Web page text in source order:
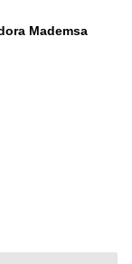
Mademsa
para modelos
sistemas,